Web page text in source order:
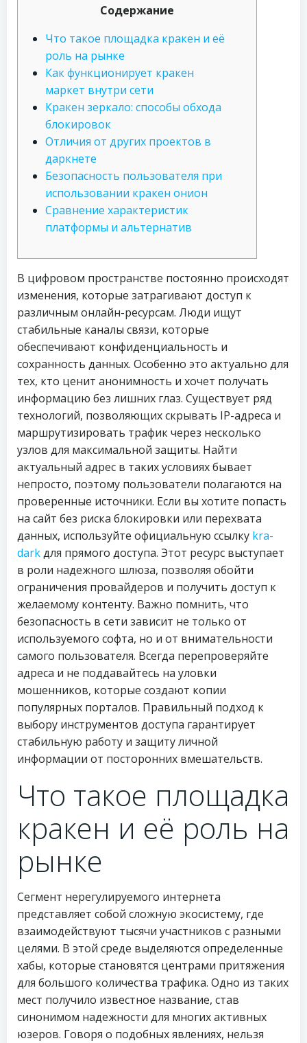
Содержание
Что такое площадка кракен и её
роль на рынке
Как функционирует кракен
маркет внутри сети
Кракен зеркало: способы обхода
блокировок
Отличия от других проектов в
даркнете
Безопасность пользователя при
использовании кракен онион
Сравнение характеристик
платформы и альтернатив
В цифровом пространстве постоянно происходят
изменения, которые затрагивают доступ к
различным онлайн-ресурсам. Люди ищут
стабильные каналы связи, которые
обеспечивают конфиденциальность и
сохранность данных. Особенно это актуально для
тех, кто ценит анонимность и хочет получать
информацию без лишних глаз. Существует ряд
технологий, позволяющих скрывать IP-адреса и
маршрутизировать трафик через несколько
узлов для максимальной защиты. Найти
актуальный адрес в таких условиях бывает
непросто, поэтому пользователи полагаются на
проверенные источники. Если вы хотите попасть
на сайт без риска блокировки или перехвата
данных, используйте официальную ссылку kra-
darkдля прямого доступа. Этот ресурс выступает
в роли надежного шлюза, позволяя обойти
ограничения провайдеров и получить доступ к
желаемому контенту. Важно помнить, что
безопасность в сети зависит не только от
используемого софта, но и от внимательности
самого пользователя. Всегда перепроверяйте
адреса и не поддавайтесь на уловки
мошенников, которые создают копии
популярных порталов. Правильный подход к
выбору инструментов доступа гарантирует
стабильную работу и защиту личной
информации от посторонних вмешательств.
Что такое площадка
кракен и её роль на
рынке
Сегмент нерегулируемого интернета
представляет собой сложную экосистему, где
взаимодействуют тысячи участников с разными
целями. В этой среде выделяются определенные
хабы, которые становятся центрами притяжения
для большого количества трафика. Одно из таких
мест получило известное название, став
синонимом надежности для многих активных
юзеров. Говоря о подобных явлениях, нельзя